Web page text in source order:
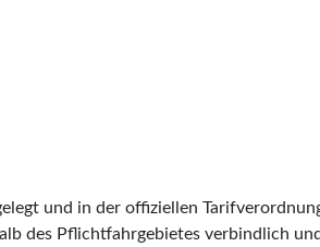
und in der offiziellen
des Pflichtfahrgebietes verbindlich